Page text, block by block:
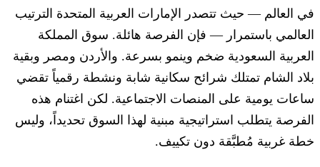
في العالم — حيث تتصدر الإمارات العربية المتحدة الترتيب
العالمي باستمرار — فإن الفرصة هائلة. سوق المملكة
العربية السعودية ضخم وينمو بسرعة. والأردن ومصر وبقية
بلاد الشام تمتلك شرائح سكانية شابة ونشطة رقمياً تقضي
ساعات يومية على المنصات الاجتماعية. لكن اغتنام هذه
الفرصة يتطلب استراتيجية مبنية لهذا السوق تحديداً، وليس
خطة غربية مُطبَّقة دون تكييف.